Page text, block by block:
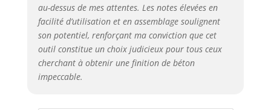
au-dessus de mes attentes. Les notes élevées en
facilité d’utilisation et en assemblage soulignent
son potentiel, renforçant ma conviction que cet
outil constitue un choix judicieux pour tous ceux
cherchant à obtenir une finition de béton
impeccable.